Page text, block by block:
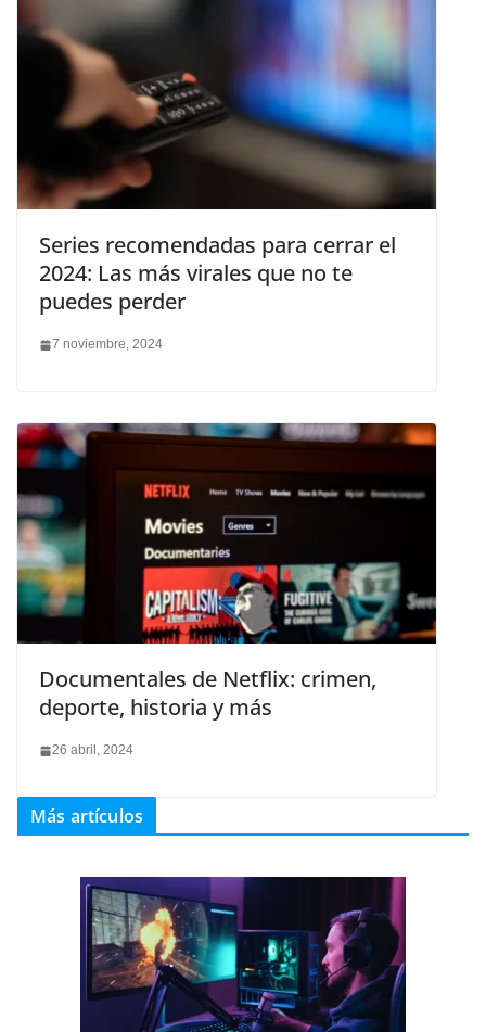
Series recomendadas para cerrar el
2024: Las más virales que no te
puedes perder
7 noviembre, 2024
Documentales de Netflix: crimen,
deporte, historia y más
26 abril, 2024
Más artículos